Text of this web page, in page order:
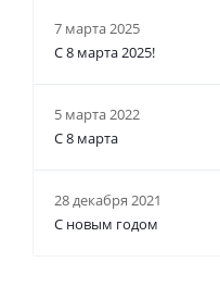
7 марта 2025
С 8 марта 2025!
5 марта 2022
С 8 марта
28 декабря 2021
С новым годом